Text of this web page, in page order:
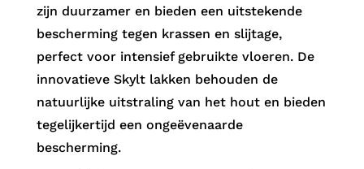
zijn duurzamer en bieden een uitstekende
bescherming tegen krassen en slijtage,
perfect voor intensief gebruikte vloeren. De
innovatieve Skylt lakken behouden de
natuurlijke uitstraling van het hout en bieden
tegelijkertijd een ongeëvenaarde
bescherming.